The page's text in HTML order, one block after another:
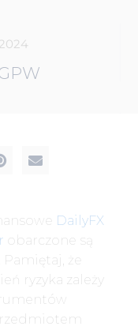
DailyFX
obarczone są
że
ryzyka zależy